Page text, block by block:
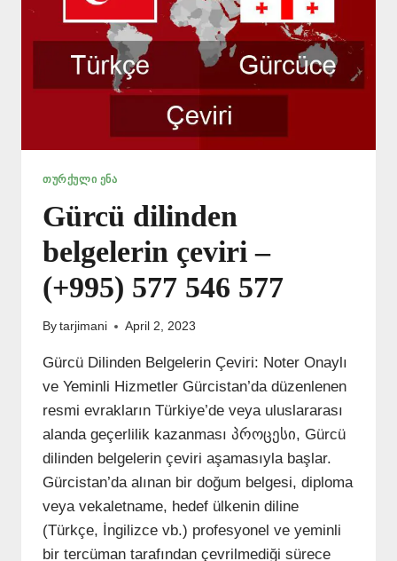
ᲗᲣᲠᲥᲣᲚᲘ ᲔᲜᲐ
Gürcü dilinden
belgelerin çeviri –
(+995) 577 546 577
By tarjimani April 2, 2023
Gürcü Dilinden Belgelerin Çeviri: Noter Onaylı
ve Yeminli Hizmetler Gürcistan’da düzenlenen
resmi evrakların Türkiye’de veya uluslararası
alanda geçerlilik kazanması პროცესი, Gürcü
dilinden belgelerin çeviri aşamasıyla başlar.
Gürcistan’da alınan bir doğum belgesi, diploma
veya vekaletname, hedef ülkenin diline
(Türkçe, İngilizce vb.) profesyonel ve yeminli
bir tercüman tarafından çevrilmediği sürece